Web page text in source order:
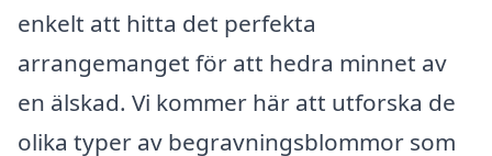
enkelt att hitta det perfekta
arrangemanget för att hedra minnet av
en älskad. Vi kommer här att utforska de
olika typer av begravningsblommor som